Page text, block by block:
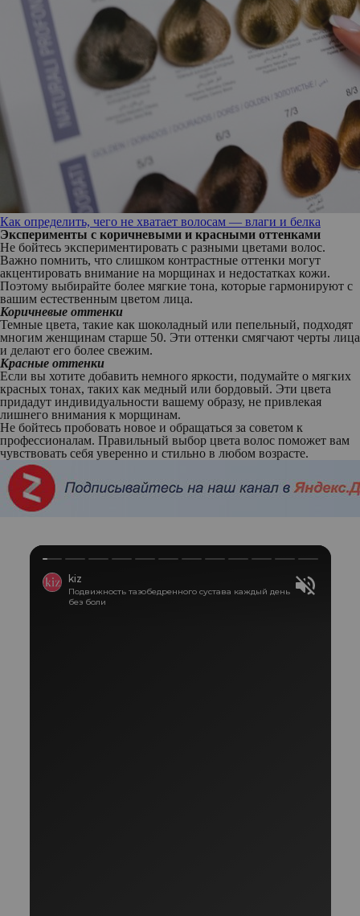
Как определить, чего не хватает волосам — влаги и белка
Эксперименты с коричневыми и красными оттенками
Не бойтесь экспериментировать с разными цветами волос.
Важно помнить, что слишком контрастные оттенки могут
акцентировать внимание на морщинах и недостатках кожи.
Поэтому выбирайте более мягкие тона, которые гармонируют с
вашим естественным цветом лица.
Коричневые оттенки
Темные цвета, такие как шоколадный или пепельный, подходят
многим женщинам старше 50. Эти оттенки смягчают черты лица
и делают его более свежим.
Красные оттенки
Если вы хотите добавить немного яркости, подумайте о мягких
красных тонах, таких как медный или бордовый. Эти цвета
придадут индивидуальности вашему образу, не привлекая
лишнего внимания к морщинам.
Не бойтесь пробовать новое и обращаться за советом к
профессионалам. Правильный выбор цвета волос поможет вам
чувствовать себя уверенно и стильно в любом возрасте.